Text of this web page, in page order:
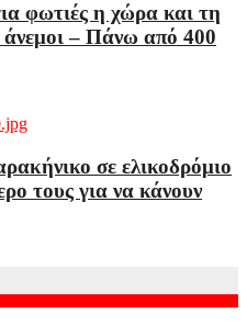
φωτιές η χώρα και τη
– Πάνω από 400
σε ελικοδρόμιο
τους για να κάνουν